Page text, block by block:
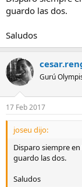
guardo las dos.
Saludos
Gurú
17 Feb 2017
joseu dijo:
Disparo siempre en
guardo las dos.
Saludos